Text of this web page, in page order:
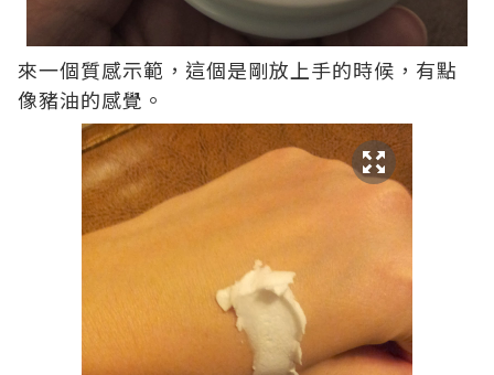
來一個質感示範，這個是剛放上手的時候，有點
像豬油的感覺。